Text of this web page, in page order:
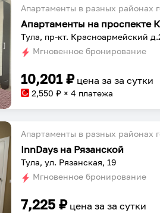
Апартаменты в разных районах
Тула, пр-кт. Красноармейский
Мгновенное бронирование
10,201₽ цена заза сутки
2,550 ₽ × 4 платежа
Апартаменты в разных районах
InnDays на Рязанской
Тула, ул. Рязанская, 19
Мгновенное бронирование
7,225 ₽ цена заза сутки